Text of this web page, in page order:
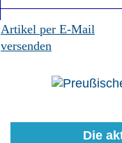
Artikel per E-Mail
versenden
Die